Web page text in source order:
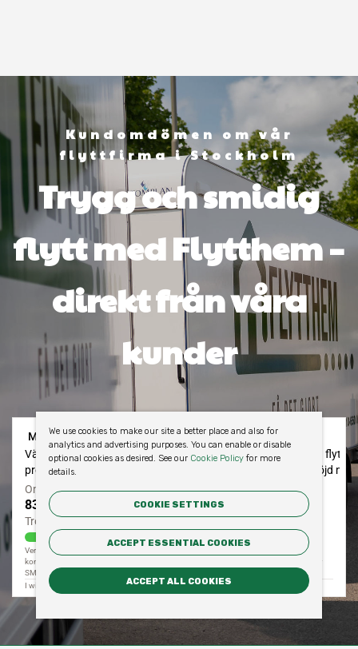
Kundomdömen om vår
flyttfirma i Stockholm
Trygg och smidig
flytt med Flytthem –
direkt från våra
kunder
We use cookies to make our site a better place and also for
analytics and advertising purposes. You can enable or disable
optional cookies as desired. See our Cookie Policyfor more
details.
COOKIE SETTINGS
ACCEPT ESSENTIAL COOKIES
ACCEPT ALL COOKIES